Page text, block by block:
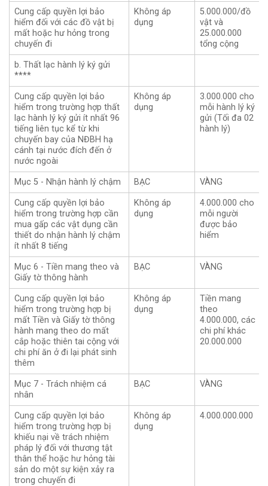
Cung cấp quyền lợi bảo
hiểm đối với các đồ vật bị
mất hoặc hư hỏng trong
chuyến đi
Không áp
dụng
5.000.000/đồ
vật và
25.000.000
tổng cộng
b. Thất lạc hành lý ký gửi
****
Cung cấp quyền lợi bảo
hiểm trong trường hợp thất
lạc hành lý ký gửi ít nhất 96
tiếng liên tục kể từ khi
chuyến bay của NĐBH hạ
cánh tại nước đích đến ở
nước ngoài
Không áp
dụng
3.000.000 cho
mỗi hành lý ký
gửi (Tối đa 02
hành lý)
Mục 5 - Nhận hành lý chậm BẠC VÀNG
Cung cấp quyền lợi bảo
hiểm trong trường hợp cần
mua gấp các vật dụng cần
thiết do nhận hành lý chậm
ít nhất 8 tiếng
Không áp
dụng
4.000.000 cho
mỗi người
được bảo
hiểm
Mục 6 - Tiền mang theo và
Giấy tờ thông hành
BẠC VÀNG
Cung cấp quyền lợi bảo
hiểm trong trường hợp bị
mất Tiền và Giấy tờ thông
hành mang theo do mất
cắp hoặc thiên tai cộng với
chi phí ăn ở đi lại phát sinh
thêm
Không áp
dụng
Tiền mang
theo
4.000.000, các
chi phí khác
20.000.000
Mục 7 - Trách nhiệm cá
nhân
BẠC VÀNG
Cung cấp quyền lợi bảo
hiểm trong trường hợp bị
khiếu nại về trách nhiệm
pháp lý đối với thương tật
thân thể hoặc hư hỏng tài
sản do một sự kiện xảy ra
trong chuyến đi
Không áp
dụng
4.000.000.000